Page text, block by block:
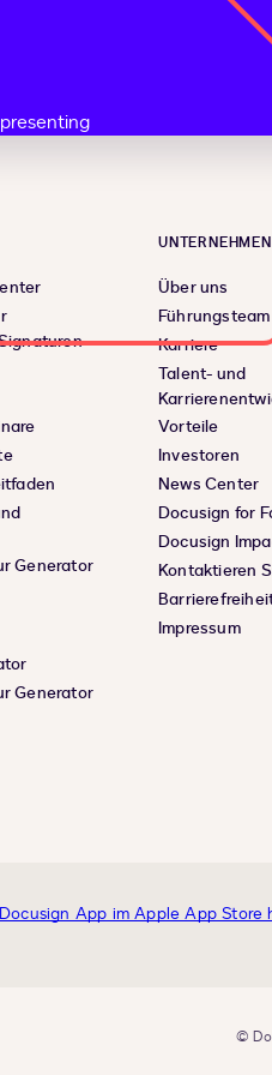
Generator
Generator
UNTERNEHMEN
Über uns
Führungsteam
Karriere
Talent- und
Vorteile
Investoren
News Center
Docusign for
Docusign
Kontaktieren
Impressum
©